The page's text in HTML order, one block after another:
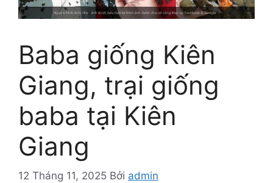
Baba giống Kiên
Giang, trại giống
baba tại Kiên
Giang
12 Tháng 11, 2025 Bởi admin